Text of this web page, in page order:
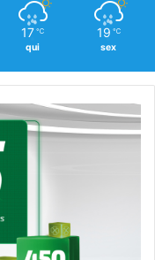
17 ℃
qui
19 ℃
sex